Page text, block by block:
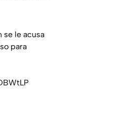
se le acusa
para